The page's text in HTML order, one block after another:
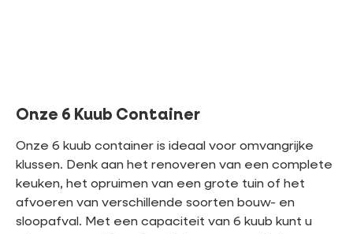
Onze 6 Kuub Container
Onze 6 kuub container is ideaal voor omvangrijke
klussen. Denk aan het renoveren van een complete
keuken, het opruimen van een grote tuin of het
afvoeren van verschillende soorten bouw- en
sloopafval. Met een capaciteit van 6 kuub kunt u